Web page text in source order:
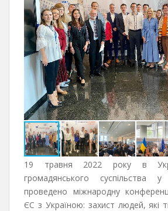
19 травня 2022 року в
громадянського суспільства
проведено міжнародну
ЄС з Україною: захист людей, які